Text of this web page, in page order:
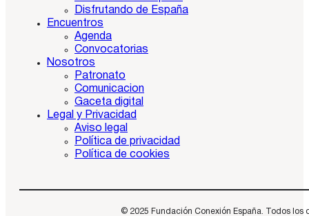
Disfrutando de España
Encuentros
Agenda
Convocatorias
Nosotros
Patronato
Comunicacion
Gaceta digital
Legal y Privacidad
Aviso legal
Política de privacidad
Política de cookies
© 2025 Fundación Conexión España. Todos los